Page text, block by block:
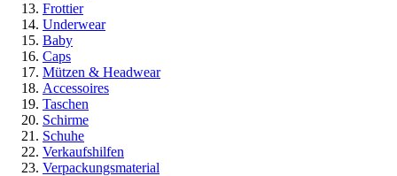
Frottier
Underwear
Baby
Caps
Mützen & Headwear
Accessoires
Taschen
Schirme
Schuhe
Verkaufshilfen
Verpackungsmaterial